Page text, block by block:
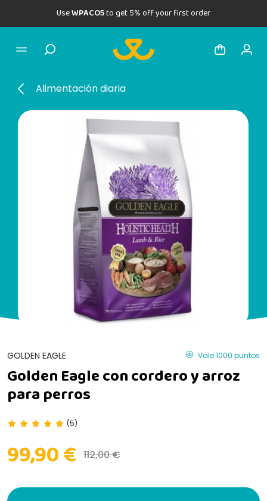
UseWPACO5to get 5% off your first order
Alimentación diaria
GOLDEN EAGLE Vale 1000 puntos
Golden Eagle con cordero y arroz
para perros
(5)
99,90 € 112,00 €